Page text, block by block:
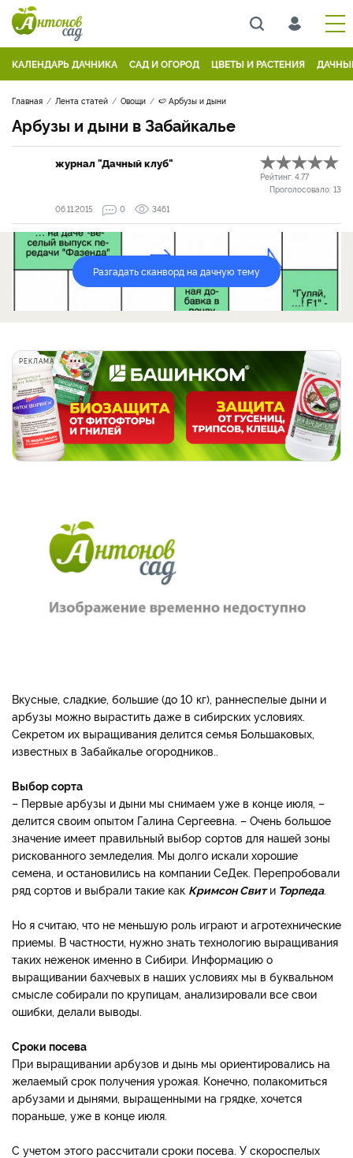
КАЛЕНДАРЬ ДАЧНИКА САД И ОГОРОД ЦВЕТЫ И РАСТЕНИЯ
Главная Лента статей Овощи 🍉 Арбузы и дыни
Арбузы и дыни в Забайкалье
журнал "Дачный клуб"
Рейтинг: 4.77
Проголосовало: 13
06.11.2015
0 3461
Разгадать сканворд на дачную тему
РЕКЛАМА
Вкусные, сладкие, большие (до 10 кг), раннеспелые дыни и
арбузы можно вырастить даже в сибирских условиях.
Секретом их выращивания делится семья Большаковых,
известных в Забайкалье огородников..
Выбор сорта
– Первые арбузы и дыни мы снимаем уже в конце июля, –
делится своим опытом Галина Сергеевна. – Очень большое
значение имеет правильный выбор сортов для нашей зоны
рискованного земледелия. Мы долго искали хорошие
семена, и остановились на компании СеДек. Перепробовали
ряд сортов и выбрали такие как Кримсон Свити Торпеда.
Но я считаю, что не меньшую роль играют и агротехнические
приемы. В частности, нужно знать технологию выращивания
таких неженок именно в Сибири. Информацию о
выращивании бахчевых в наших условиях мы в буквальном
смысле собирали по крупицам, анализировали все свои
ошибки, делали выводы.
Сроки посева
При выращивании арбузов и дынь мы ориентировались на
желаемый срок получения урожая. Конечно, полакомиться
арбузами и дынями, выращенными на грядке, хочется
пораньше, уже в конце июля.
С учетом этого рассчитали сроки посева. У скороспелых